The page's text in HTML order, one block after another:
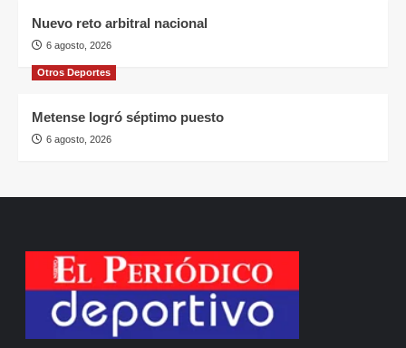
Nuevo reto arbitral nacional
6 agosto, 2026
Otros Deportes
Metense logró séptimo puesto
6 agosto, 2026